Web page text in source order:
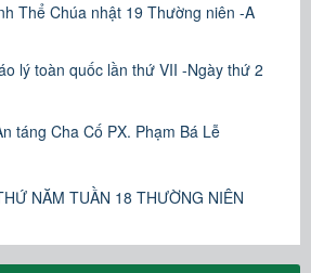
Thể Chúa nhật 19 Thường niên -A
lý toàn quốc lần thứ VII -Ngày thứ 2
táng Cha Cố PX. Phạm Bá Lễ
NĂM TUẦN 18 THƯỜNG NIÊN